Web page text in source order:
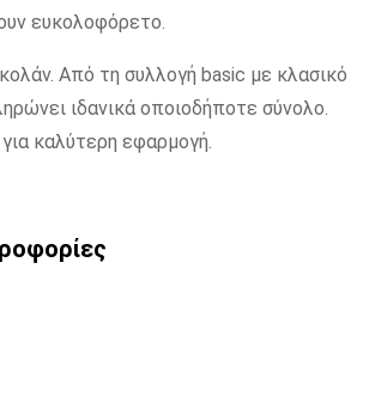
ευκολοφόρετο.
Από τη συλλογή basic με κλασικό
ιδανικά οποιοδήποτε σύνολο.
καλύτερη εφαρμογή.